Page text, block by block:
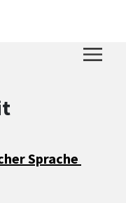
Sprache